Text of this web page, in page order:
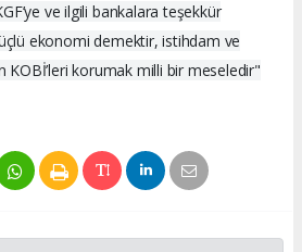
ve ilgili bankalara teşekkür
ekonomi demektir, istihdam ve
korumak milli bir meseledir"